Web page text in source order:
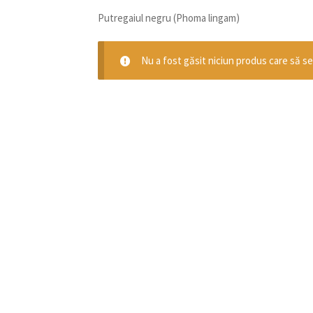
Putregaiul negru (Phoma lingam)
Nu a fost găsit niciun produs care să